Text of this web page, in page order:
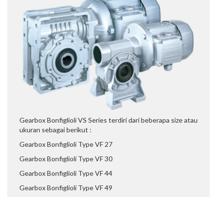
Gearbox Bonfiglioli VS Series terdiri dari beberapa size atau
ukuran sebagai berikut :
Gearbox Bonfiglioli Type VF 27
Gearbox Bonfiglioli Type VF 30
Gearbox Bonfiglioli Type VF 44
Gearbox Bonfiglioli Type VF 49